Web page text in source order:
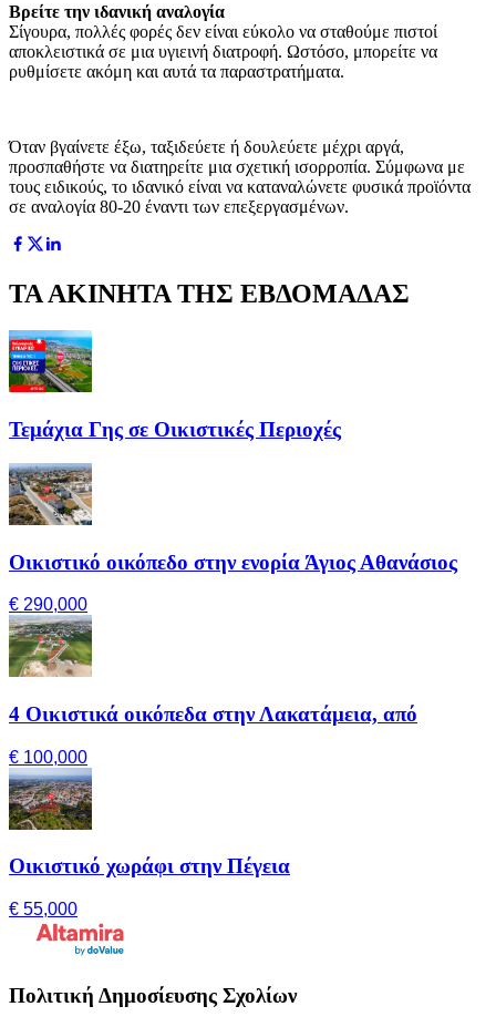
Βρείτε την ιδανική αναλογία
Σίγουρα, πολλές φορές δεν είναι εύκολο να σταθούμε πιστοί
αποκλειστικά σε μια υγιεινή διατροφή. Ωστόσο, μπορείτε να
ρυθμίσετε ακόμη και αυτά τα παραστρατήματα.
Όταν βγαίνετε έξω, ταξιδεύετε ή δουλεύετε μέχρι αργά,
προσπαθήστε να διατηρείτε μια σχετική ισορροπία. Σύμφωνα με
τους ειδικούς, το ιδανικό είναι να καταναλώνετε φυσικά προϊόντα
σε αναλογία 80-20 έναντι των επεξεργασμένων.
ΤΑ ΑΚΙΝΗΤΑ ΤΗΣ ΕΒΔΟΜΑΔΑΣ
Τεμάχια Γης σε Οικιστικές Περιοχές
Οικιστικό οικόπεδο στην ενορία Άγιος Αθανάσιος
€ 290,000
4 Οικιστικά οικόπεδα στην Λακατάμεια, από
€ 100,000
Οικιστικό χωράφι στην Πέγεια
€ 55,000
Πολιτική Δημοσίευσης Σχολίων